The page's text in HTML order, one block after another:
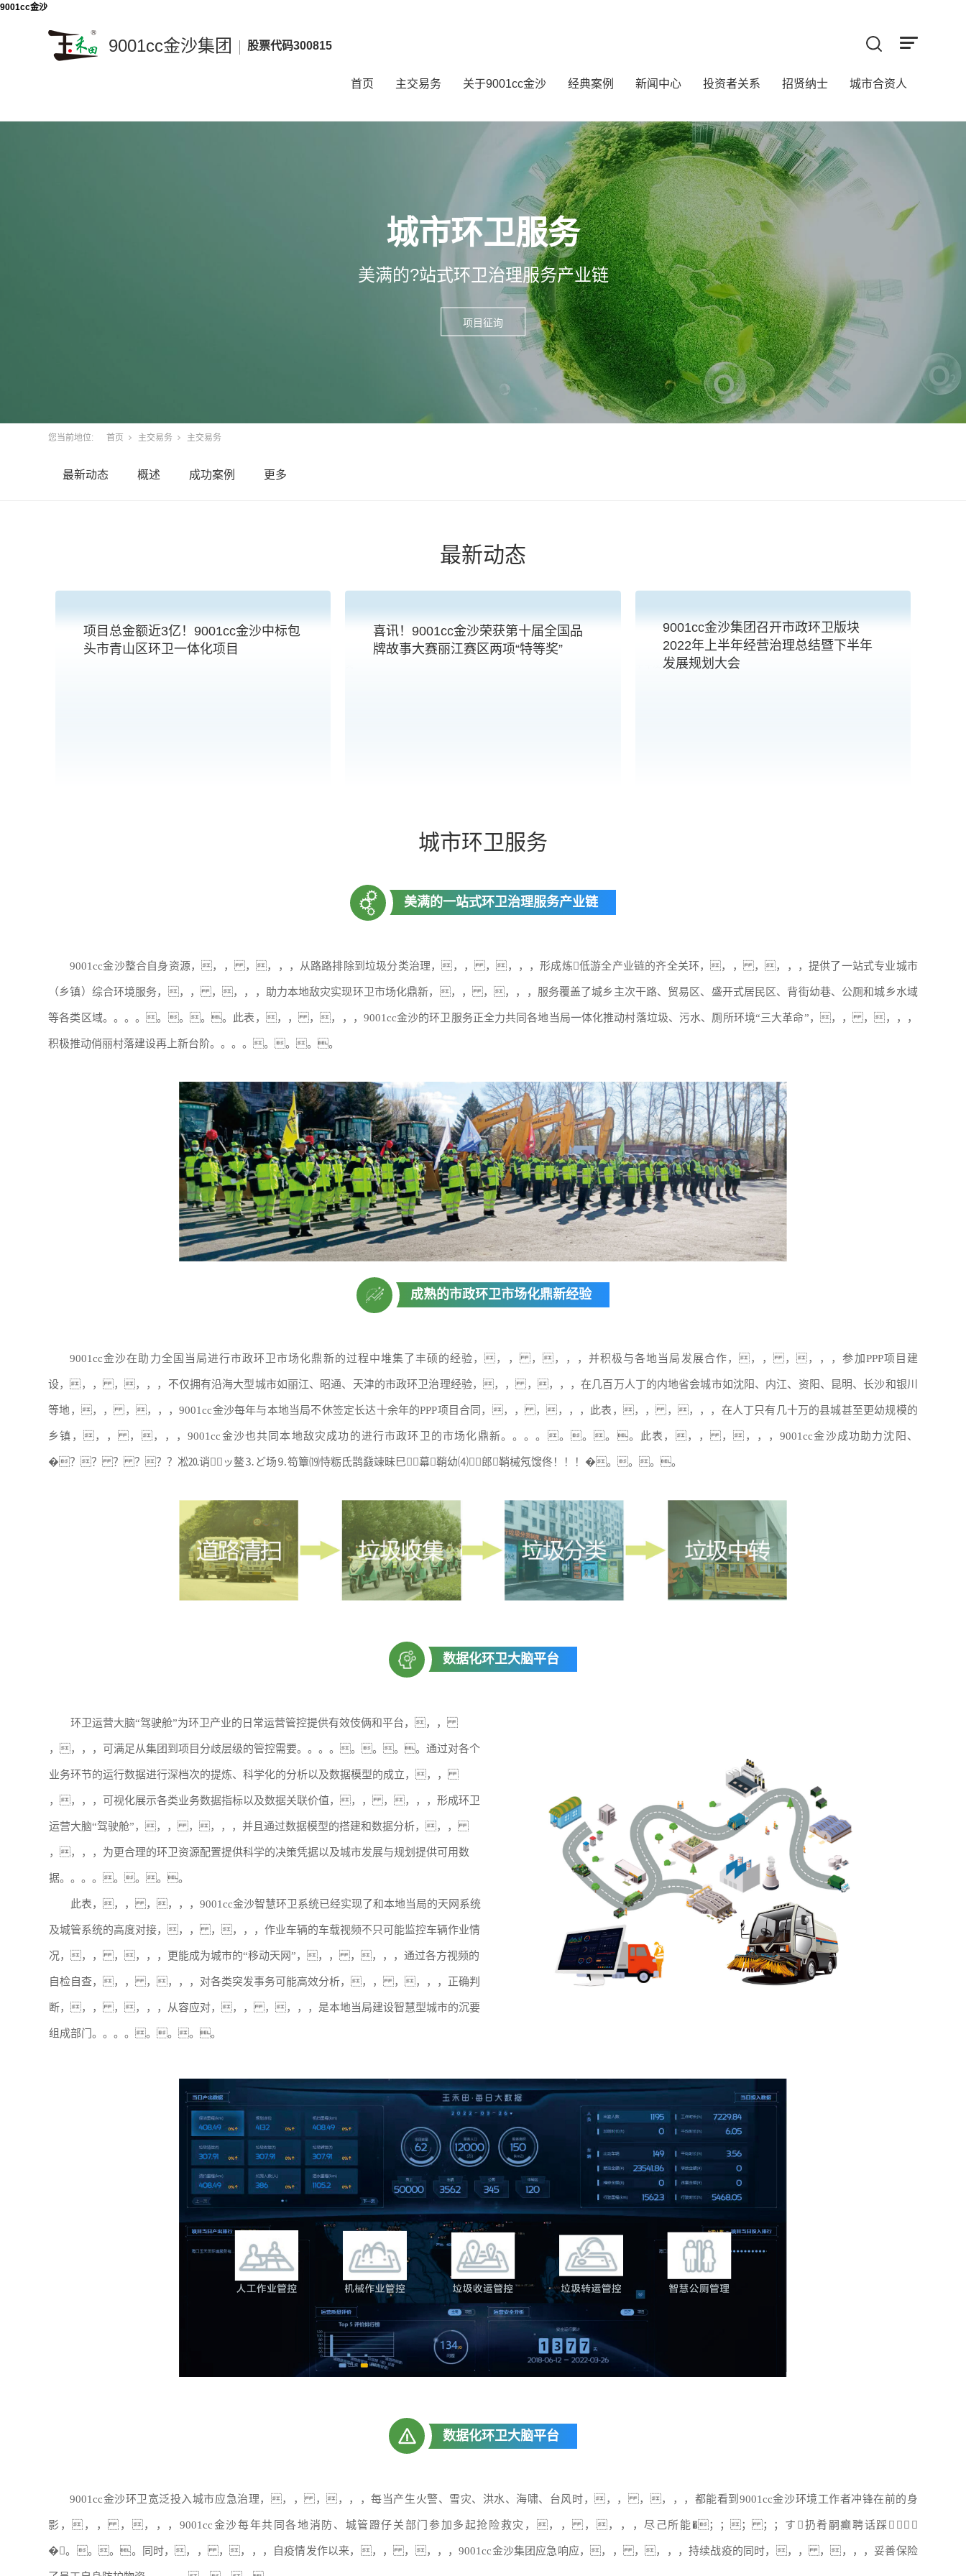
9001cc金沙
9001cc金沙集团
9001cc
沙
股票代码300815
首页 主交易务 关于9001cc金沙 经典案例 新闻中心 投资者关系 招贤纳士 城市合资人
城市环卫服务
美满的?站式环卫治理服务产业链
您当前地位: 首页 主交易务 主交易务
最新动态 概述 成功案例 更多
最新动态
项目总金额近3亿！9001cc金沙中标包
头市青山区环卫一体化项目
喜讯！9001cc金沙荣获第十届全国品
牌故事大赛丽江赛区两项“特等奖”
9001cc金沙集团召开市政环卫版块
2022年上半年经营治理总结暨下半年
发展规划大会
城市环卫服务
美满的一站式环卫治理服务产业链
9001cc金沙整合自身资源，，， ，，，，从路路排除到垃圾分类治理，，， ，，，，形成炼低游全产业链的齐全关环，，， ，，，，提供了一站式专业城市
（乡镇）综合环境服务，，， ，，，，助力本地敌灾实现环卫市场化鼎新，，， ，，，，服务覆盖了城乡主次干路、贸易区、盛开式居民区、背街幼巷、公厕和城乡水域
等各类区域。。。。。。。。此表，，， ，，，，9001cc金沙的环卫服务正全力共同各地当局一体化推动村落垃圾、污水、厕所环境“三大革命”，，， ，，，，
积极推动俏丽村落建设再上新台阶。。。。。。。。
成熟的市政环卫市场化鼎新经验
9001cc金沙在助力全国当局进行市政环卫市场化鼎新的过程中堆集了丰硕的经验，，， ，，，，并积极与各地当局发展合作，，， ，，，，参加PPP项目建
设，，， ，，，，不仅拥有沿海大型城市如丽江、昭通、天津的市政环卫治理经验，，， ，，，，在几百万人丁的内地省会城市如沈阳、内江、资阳、昆明、长沙和银川
等地，，， ，，，，9001cc金沙每年与本地当局不休签定长达十余年的PPP项目合同，，， ，，，，此表，，， ，，，，在人丁只有几十万的县城甚至更幼规模的
乡镇，，， ，，，，9001cc金沙也共同本地敌灾成功的进行市政环卫的市场化鼎新。。。。。。。。此表，，， ，，，，9001cc金沙成功助力沈阳、
�？？ ？ ？？？凇⒛诮⒗ッ鳌⒊ど场⒐笱簟⒆恃粝氐鹊鼗竦昧巳幕鞘幼⑷郎鞘械氖馊佟！！！�。。。。
数据化环卫大脑平台
环卫运营大脑“驾驶舱”为环卫产业的日常运营管控提供有效伎俩和平台，，，
，，，，可满足从集团到项目分歧层级的管控需要。。。。。。。。通过对各个
业务环节的运行数据进行深档次的提炼、科学化的分析以及数据模型的成立，，，
，，，，可视化展示各类业务数据指标以及数据关联价值，，， ，，，，形成环卫
运营大脑“驾驶舱”，，， ，，，，并且通过数据模型的搭建和数据分析，，，
，，，，为更合理的环卫资源配置提供科学的决策凭据以及城市发展与规划提供可用数
据。。。。。。。。
此表，，， ，，，，9001cc金沙智慧环卫系统已经实现了和本地当局的天网系统
及城管系统的高度对接，，， ，，，，作业车辆的车载视频不只可能监控车辆作业情
况，，， ，，，，更能成为城市的“移动天网”，，， ，，，，通过各方视频的
自检自查，，， ，，，，对各类突发事务可能高效分析，，， ，，，，正确判
断，，， ，，，，从容应对，，， ，，，，是本地当局建设智慧型城市的沉要
组成部门。。。。。。。。
数据化环卫大脑平台
9001cc金沙环卫宽泛投入城市应急治理，，， ，，，，每当产生火警、雪灾、洪水、海啸、台风时，，， ，，，，都能看到9001cc金沙环境工作者冲锋在前的身
影，，， ，，，，9001cc金沙每年共同各地消防、城管蹬仔关部门参加多起抢险救灾，，， ，，，，尽己所能�；；； ；；す扔肴嗣癫聘话踩！！！
�。。。。同时，，， ，，，，自疫情发作以来，，， ，，，，9001cc金沙集团应急响应，，， ，，，，持续战疫的同时，，， ，，，，妥善保险